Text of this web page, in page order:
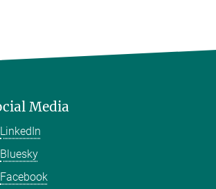
Media
LinkedIn
Bluesky
Facebook